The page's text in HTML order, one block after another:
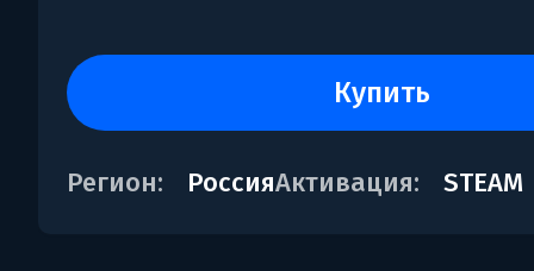
купить
Регион: РоссияАктивация: STEAM